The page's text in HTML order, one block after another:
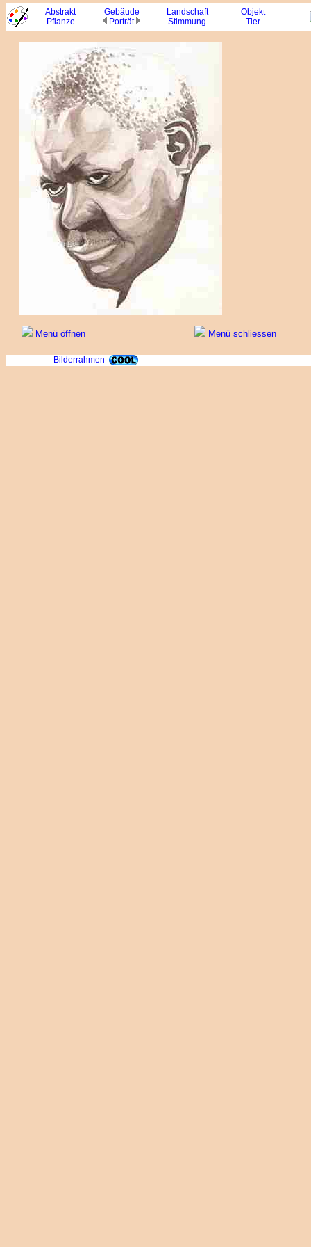
Abstrakt Gebäude Landschaft
Objekt
Pflanze
Porträt Stimmung Tier
Menü öffnen Menü schliessen
Bilderrahmen